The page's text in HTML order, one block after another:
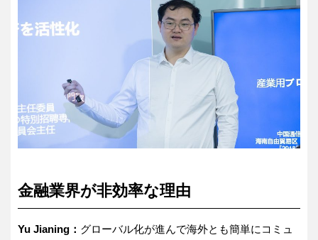
金融業界が非効率な理由
Yu Jianing： グローバル化が進んで海外とも簡単にコミュ